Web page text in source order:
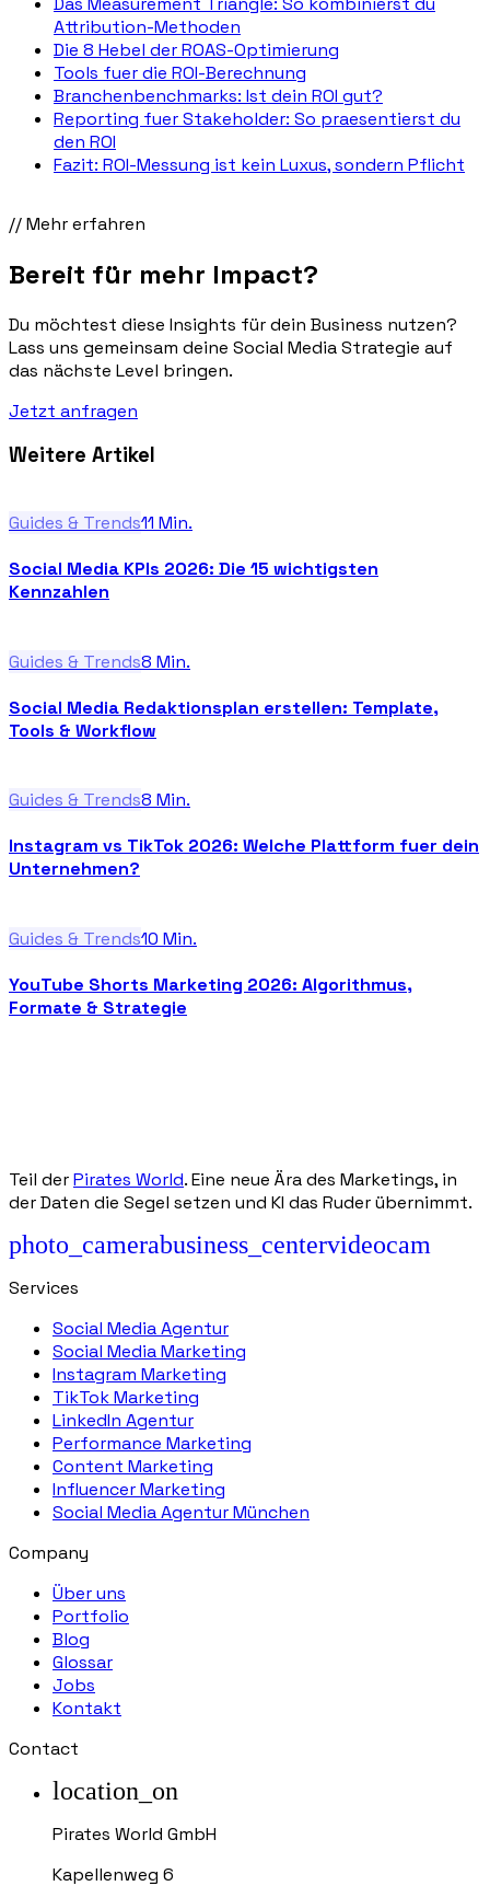
Attribution-Methoden
Die 8 Hebel der ROAS-Optimierung
Tools fuer die ROI-Berechnung
Branchenbenchmarks: Ist dein ROI gut?
Reporting fuer Stakeholder: So praesentierst du
den ROI
Fazit: ROI-Messung ist kein Luxus, sondern Pflicht
// Mehr erfahren
Bereit für mehr Impact?
Du möchtest diese Insights für dein Business nutzen?
Lass uns gemeinsam deine Social Media Strategie auf
das nächste Level bringen.
Jetzt anfragen
Weitere Artikel
Guides & Trends11 Min.
Social Media KPIs 2026: Die 15 wichtigsten
Kennzahlen
Guides & Trends8 Min.
Social Media Redaktionsplan erstellen: Template,
Tools & Workflow
Guides & Trends8 Min.
Instagram vs TikTok 2026: Welche Plattform fuer dein
Unternehmen?
Guides & Trends10 Min.
YouTube Shorts Marketing 2026: Algorithmus,
Formate & Strategie
Teil derPirates World. Eine neue Ära des Marketings, in
der Daten die Segel setzen und KI das Ruder übernimmt.
photo_camerabusiness_centervideocam
Services
Social Media Agentur
Social Media Marketing
Instagram Marketing
TikTok Marketing
LinkedIn Agentur
Performance Marketing
Content Marketing
Influencer Marketing
Social Media Agentur München
Company
Über uns
Portfolio
Blog
Glossar
Jobs
Kontakt
Contact
location_on
Pirates World GmbH
Kapellenweg 6